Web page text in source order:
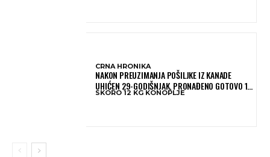
CRNA HRONIKA
NAKON PREUZIMANJA POŠILJKE IZ KANADE
UHIĆEN 29-GODIŠNJAK, PRONAĐENO GOTOVO 12
KILOGRAMA KONOPLJE
SKORO 12 KG KONOPLJE